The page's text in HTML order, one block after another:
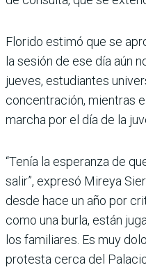
Florido estimó que se
la sesión de ese día aún
jueves, estudiantes
concentración, mientras
marcha por el día de la
“Tenía la esperanza de
salir”, expresó Mireya
desde hace un año por
como una burla, están
los familiares. Es muy
protesta cerca del